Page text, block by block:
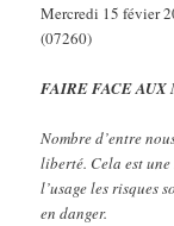
Mercredi 15 févier
(07260)
FAIRE FACE AUX
Nombre d’entre
liberté. Cela est
l’usage les risques
en danger.